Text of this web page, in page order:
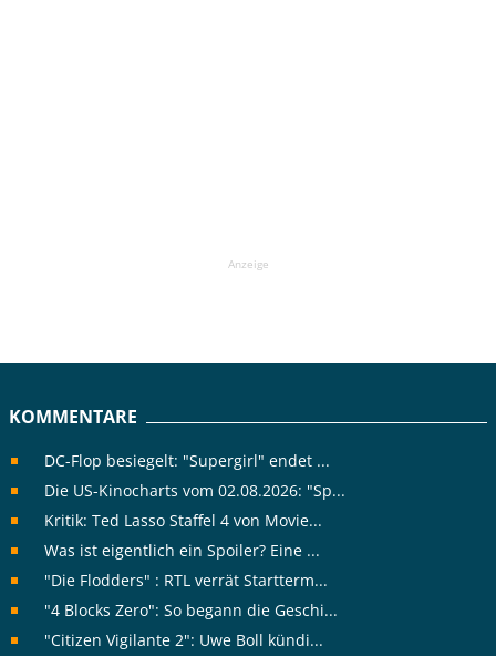
Anzeige
KOMMENTARE
DC-Flop besiegelt: "Supergirl" endet ...
Die US-Kinocharts vom 02.08.2026: "Sp...
Kritik: Ted Lasso Staffel 4 von Movie...
Was ist eigentlich ein Spoiler? Eine ...
"Die Flodders" : RTL verrät Startterm...
"4 Blocks Zero": So begann die Geschi...
"Citizen Vigilante 2": Uwe Boll kündi...